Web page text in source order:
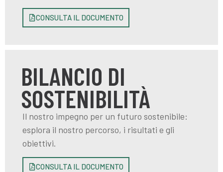
CONSULTA IL DOCUMENTO
BILANCIO DI
SOSTENIBILITÀ
Il nostro impegno per un futuro sostenibile:
esplora il nostro percorso, i risultati e gli
obiettivi.
CONSULTA IL DOCUMENTO